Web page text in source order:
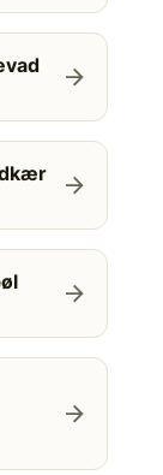
arrow_forward
arrow_forward
arrow_forward
arrow_forward